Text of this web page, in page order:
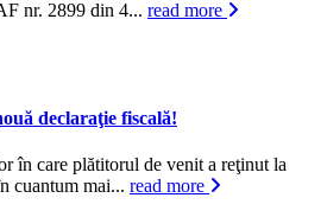
nr. 2899 din 4... read more
declaraţie fiscală!
în care plătitorul de venit a reţinut la
cuantum mai... read more